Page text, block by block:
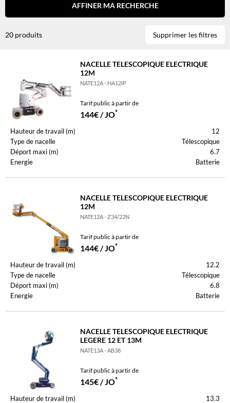
AFFINER MA RECHERCHE
20 produits Supprimer les filtres
NACELLE TELESCOPIQUE ELECTRIQUE
12M
NATE12A - HA12IP
Tarif public à partir de
144€ / JO*
Hauteur de travail (m)
12
Type de nacelle
Télescopique
Déport maxi (m)
6.7
Energie
Batterie
NACELLE TELESCOPIQUE ELECTRIQUE
12M
NATE12A - Z34/22N
Tarif public à partir de
144€ / JO*
Hauteur de travail (m)
12.2
Type de nacelle
Télescopique
Déport maxi (m)
6.8
Energie
Batterie
NACELLE TELESCOPIQUE ELECTRIQUE
LEGERE 12 ET 13M
NATE13A - AB38
Tarif public à partir de
145€ / JO*
Hauteur de travail (m)
13.3